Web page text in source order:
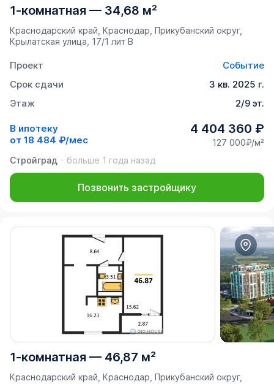
1-комнатная — 34,68 м²
Краснодарский край, Краснодар, Прикубанский округ,
Крылатская улица, 17/1 лит В
Проект
Событие
Срок сдачи
3 кв. 2025 г.
Этаж
2/9 эт.
В ипотеку
от 18 484 ₽/мес
4 404 360 ₽
127 000₽/м²
Стройград
больше 1 года назад
Позвонить застройщику
1-комнатная — 46,87 м²
Краснодарский край, Краснодар, Прикубанский округ,